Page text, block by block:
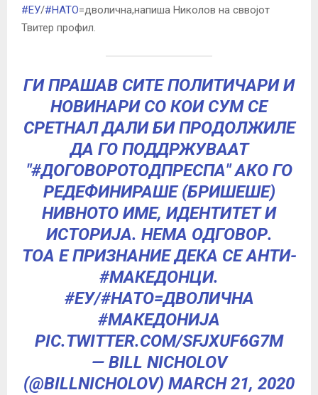
#ЕУ/#НАТО=дволична,напиша Николов на сввојот
Твитер профил.
ГИ ПРАШАВ СИТЕ ПОЛИТИЧАРИ И
НОВИНАРИ СО КОИ СУМ СЕ
СРЕТНАЛ ДАЛИ БИ ПРОДОЛЖИЛЕ
ДА ГО ПОДДРЖУВААТ
"#ДОГОВОРОТОДПРЕСПА" АКО ГО
РЕДЕФИНИРАШЕ (БРИШЕШЕ)
НИВНОТО ИМЕ, ИДЕНТИТЕТ И
ИСТОРИЈА. НЕМА ОДГОВОР.
ТОА Е ПРИЗНАНИЕ ДЕКА СЕ АНТИ-
#МАКЕДОНЦИ.
#ЕУ/#НАТО=ДВОЛИЧНА
#МАКЕДОНИЈА
PIC.TWITTER.COM/SFJXUF6G7M
— BILL NICHOLOV
(@BILLNICHOLOV) MARCH 21, 2020